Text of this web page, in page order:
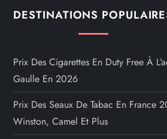
DESTINATIONS
Prix Des Cigarettes En Duty Free À
Gaulle En 2026
Prix Des Seaux De Tabac En France
Winston, Camel Et Plus